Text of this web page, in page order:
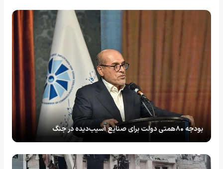
بودجه ۸۰همتی دولت برای صنایع آسیب‌دیده در جنگ